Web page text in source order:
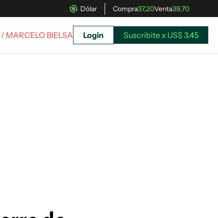
Dólar Compra37,20Venta39,70
Suscribite x US$ 3,45
/ MARCELO BIELSA Login Suscribite x US$ 3,45